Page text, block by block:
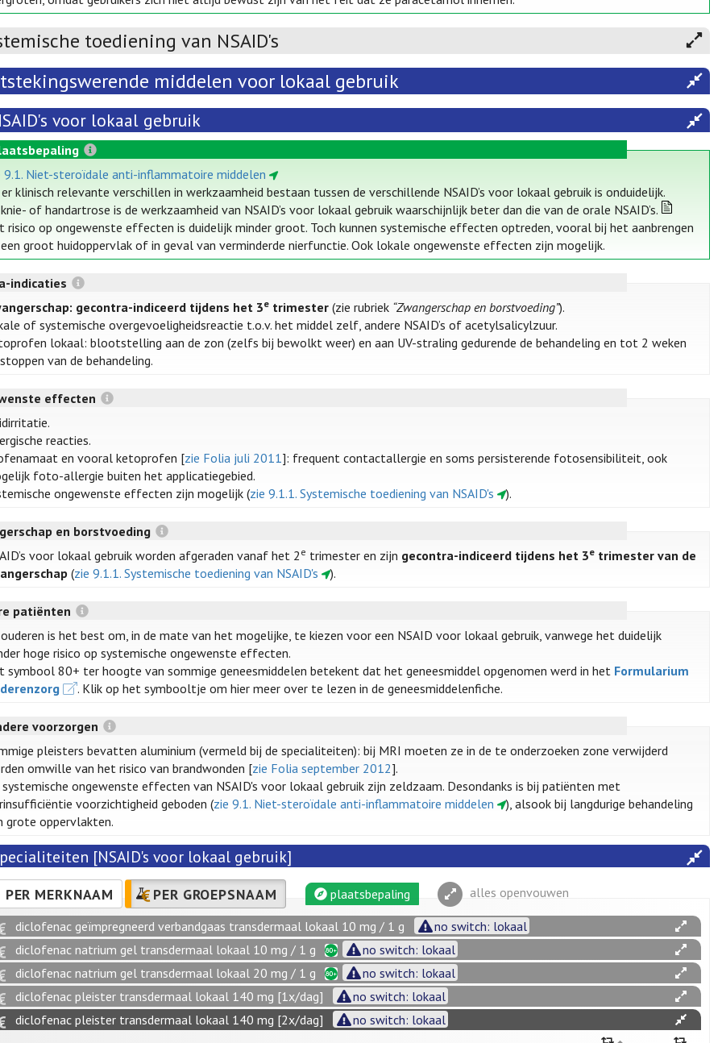
toediening van NSAID's
middelen voor lokaal gebruik
voor lokaal gebruik
9.1. Niet-steroïdale anti-inflammatoire middelen
klinisch relevante verschillen in werkzaamheid bestaan tussen de verschillende NSAID’s voor lokaal gebruik is onduidelijk.
of handartrose is de werkzaamheid van NSAID’s voor lokaal gebruik waarschijnlijk beter dan die van de orale NSAID’s.
risico op ongewenste effecten is duidelijk minder groot. Toch kunnen systemische effecten optreden, vooral bij het aanbrengen
groot huidoppervlak of in geval van verminderde nierfunctie. Ook lokale ongewenste effecten zijn mogelijk.
indicaties
gecontra-indiceerd tijdens het 3e trimester (zie rubriek “Zwangerschap en borstvoeding”).
of systemische overgevoeligheidsreactie t.o.v. het middel zelf, andere NSAID’s of acetylsalicylzuur.
lokaal: blootstelling aan de zon (zelfs bij bewolkt weer) en aan UV-straling gedurende de behandeling en tot 2 weken
van de behandeling.
effecten
reacties.
en vooral ketoprofen [zie Folia juli 2011]: frequent contactallergie en soms persisterende fotosensibiliteit, ook
foto-allergie buiten het applicatiegebied.
ongewenste effecten zijn mogelijk (zie 9.1.1. Systemische toediening van NSAID's ).
en borstvoeding
voor lokaal gebruik worden afgeraden vanaf het 2 e trimester en zijn gecontra-indiceerd tijdens het 3e trimester van de
(zie 9.1.1. Systemische toediening van NSAID's ).
patiënten
is het best om, in de mate van het mogelijke, te kiezen voor een NSAID voor lokaal gebruik, vanwege het duidelijk
hoge risico op systemische ongewenste effecten.
symbool 80+ ter hoogte van sommige geneesmiddelen betekent dat het geneesmiddel opgenomen werd in het Formularium
. Klik op het symbooltje om hier meer over te lezen in de geneesmiddelenfiche.
voorzorgen
pleisters bevatten aluminium (vermeld bij de specialiteiten): bij MRI moeten ze in de te onderzoeken zone verwijderd
omwille van het risico van brandwonden [zie Folia september 2012].
systemische ongewenste effecten van NSAID's voor lokaal gebruik zijn zeldzaam. Desondanks is bij patiënten met
voorzichtigheid geboden (zie 9.1. Niet-steroïdale anti-inflammatoire middelen
), alsook bij langdurige behandeling
grote oppervlakten.
[NSAID's voor lokaal gebruik]
PER MERKNAAM PER GROEPSNAAM plaatsbepaling alles openvouwen
diclofenac geïmpregneerd verbandgaas transdermaal lokaal 10 mg / 1 g
no switch: lokaal
diclofenac natrium gel transdermaal lokaal 10 mg / 1 g
no switch: lokaal
diclofenac natrium gel transdermaal lokaal 20 mg / 1 g
no switch: lokaal
diclofenac pleister transdermaal lokaal 140 mg [1x/dag]
no switch: lokaal
diclofenac pleister transdermaal lokaal 140 mg [2x/dag]
no switch: lokaal